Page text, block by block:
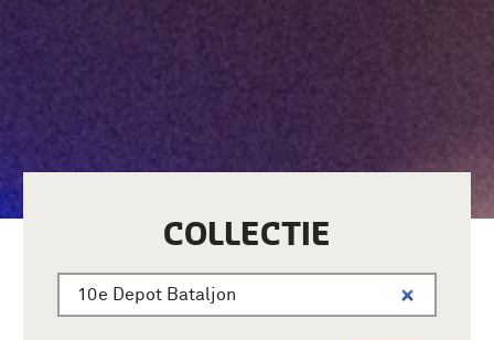
COLLECTIE